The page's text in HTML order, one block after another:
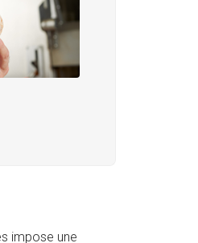
impose une